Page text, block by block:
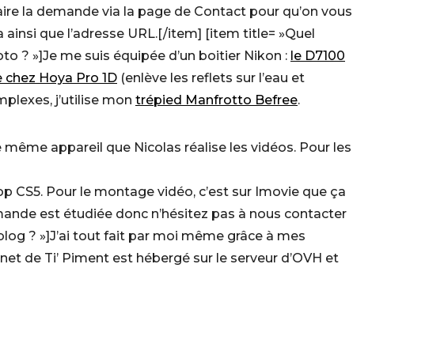
la demande via la page de Contact pour qu’on vous
que l’adresse URL.[/item] [item title= »Quel
? »]Je me suis équipée d’un boitier Nikon : le D7100
Hoya Pro 1D (enlève les reflets sur l’eau et
j’utilise mon trépied Manfrotto Befree.
appareil que Nicolas réalise les vidéos. Pour les
Pour le montage vidéo, c’est sur Imovie que ça
est étudiée donc n’hésitez pas à nous contacter
? »]J’ai tout fait par moi même grâce à mes
de Ti’ Piment est hébergé sur le serveur d’OVH et